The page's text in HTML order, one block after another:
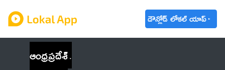
డౌన్లోడ్ లోకల్ యాప్
ఆంధ్రప్రదేశ్